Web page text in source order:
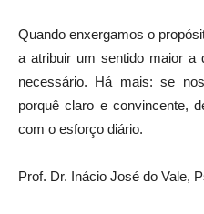
Quando enxergamos o
a atribuir um sentido maior a
necessário. Há mais: se
porquê claro e convincente,
com o esforço diário.
Prof. Dr. Inácio José do Vale,